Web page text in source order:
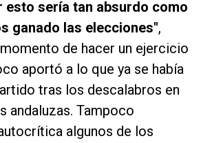
esto sería tan absurdo como
ganado las elecciones",
de hacer un ejercicio
aportó a lo que ya se había
tras los descalabros en
andaluzas. Tampoco
algunos de los